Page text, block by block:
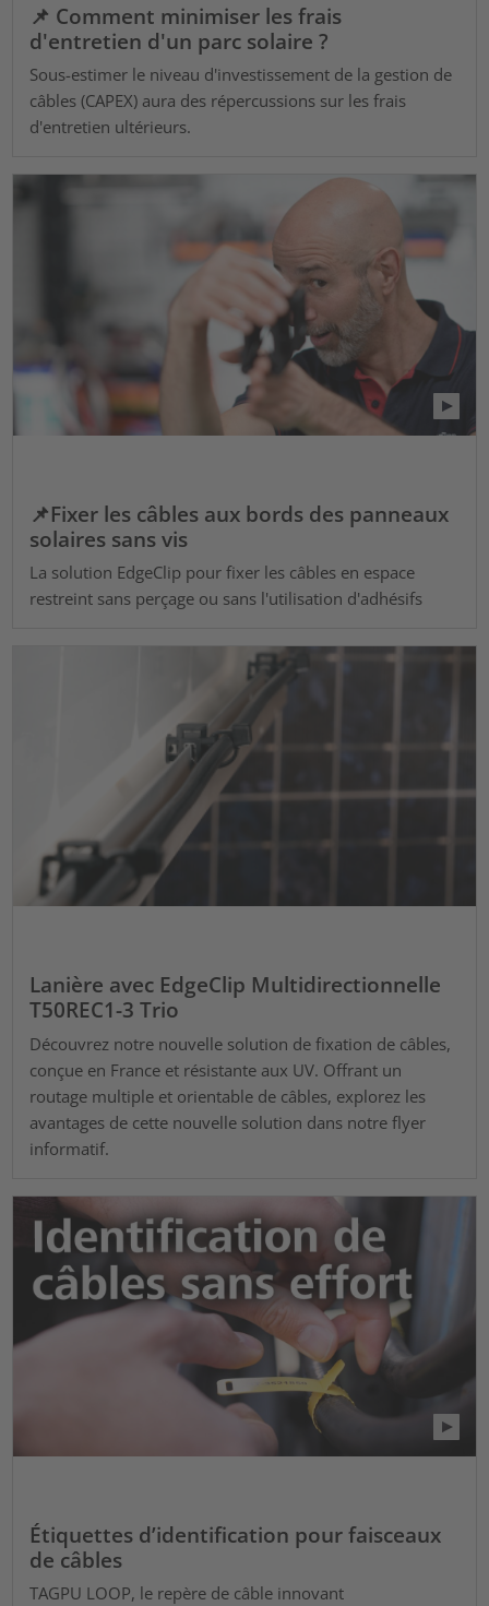
📌 Comment minimiser les frais
d'entretien d'un parc solaire ?
Sous-estimer le niveau d'investissement de la gestion de
câbles (CAPEX) aura des répercussions sur les frais
d'entretien ultérieurs.
📌Fixer les câbles aux bords des panneaux
solaires sans vis
La solution EdgeClip pour fixer les câbles en espace
restreint sans perçage ou sans l'utilisation d'adhésifs
Lanière avec EdgeClip Multidirectionnelle
T50REC1-3 Trio
Découvrez notre nouvelle solution de fixation de câbles,
conçue en France et résistante aux UV. Offrant un
routage multiple et orientable de câbles, explorez les
avantages de cette nouvelle solution dans notre flyer
informatif.
Étiquettes d’identification pour faisceaux
de câbles
TAGPU LOOP, le repère de câble innovant